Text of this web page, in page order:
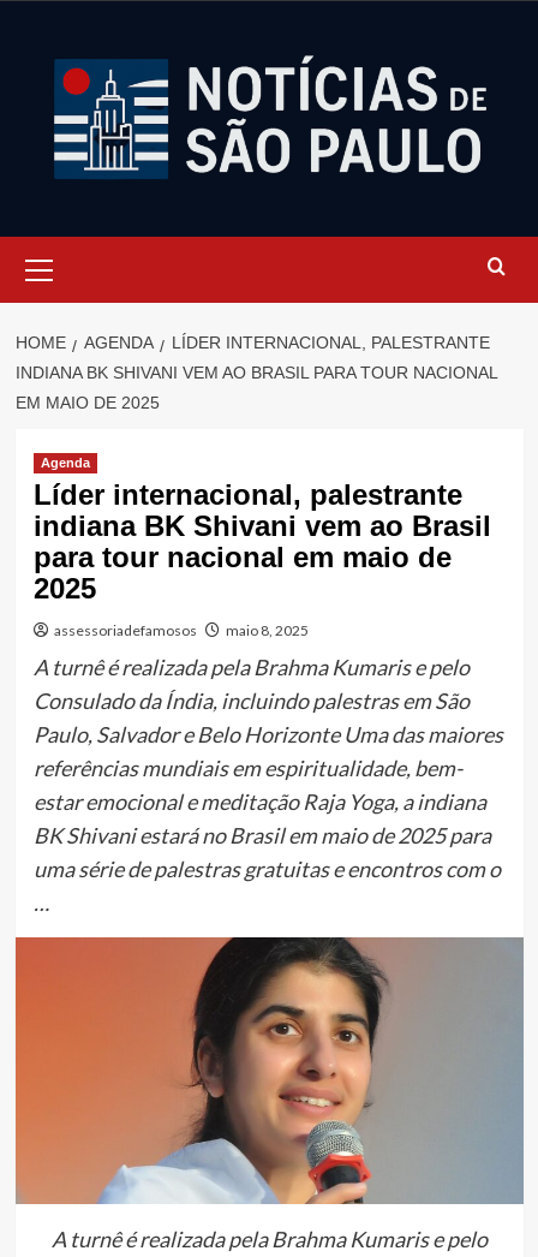
Menu
HOME AGENDA
LÍDER INTERNACIONAL, PALESTRANTE
INDIANA BK SHIVANI VEM AO BRASIL PARA TOUR NACIONAL
EM MAIO DE 2025
Agenda
Líder internacional, palestrante
indiana BK Shivani vem ao Brasil
para tour nacional em maio de
2025
assessoriadefamosos maio 8, 2025
A turnê é realizada pela Brahma Kumaris e pelo
Consulado da Índia, incluindo palestras em São
Paulo, Salvador e Belo Horizonte Uma das maiores
referências mundiais em espiritualidade, bem-
estar emocional e meditação Raja Yoga, a indiana
BK Shivani estará no Brasil em maio de 2025 para
uma série de palestras gratuitas e encontros com o
…
A turnê é realizada pela Brahma Kumaris e pelo